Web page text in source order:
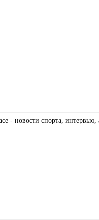
- новости спорта,